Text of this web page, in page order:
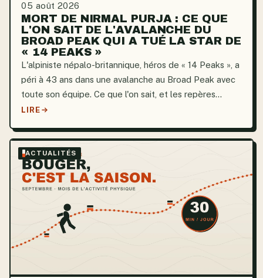
05 août 2026
MORT DE NIRMAL PURJA : CE QUE
L'ON SAIT DE L'AVALANCHE DU
BROAD PEAK QUI A TUÉ LA STAR DE
« 14 PEAKS »
L'alpiniste népalo-britannique, héros de « 14 Peaks », a
péri à 43 ans dans une avalanche au Broad Peak avec
toute son équipe. Ce que l'on sait, et les repères
sécurité à retenir.
LIRE
ACTUALITÉS